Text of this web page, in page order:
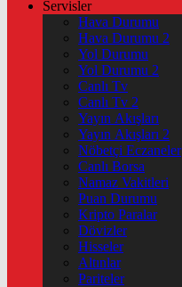
Servisler
Hava Durumu
Hava Durumu 2
Yol Durumu
Yol Durumu 2
Canlı Tv
Canlı Tv 2
Yayın Akışları
Yayın Akışları 2
Nöbetçi Eczaneler
Canlı Borsa
Namaz Vakitleri
Puan Durumu
Kripto Paralar
Dövizler
Hisseler
Altınlar
Pariteler